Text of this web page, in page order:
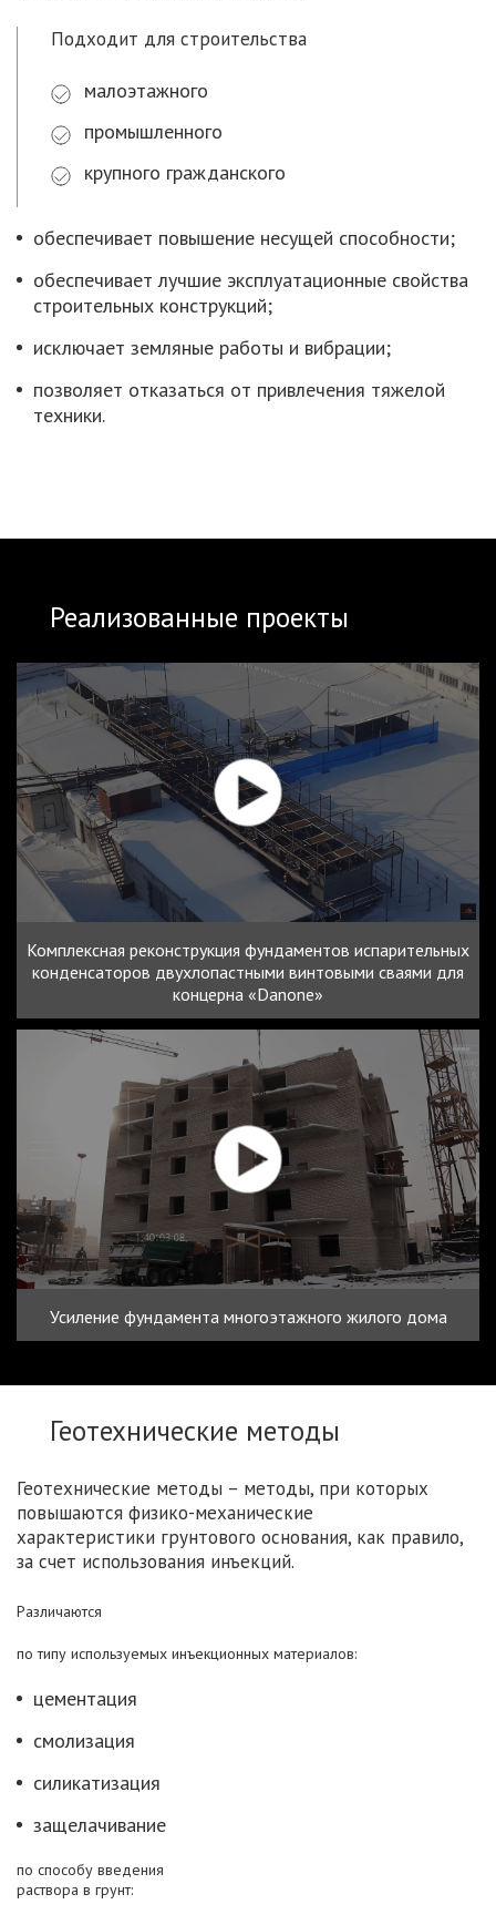
Подходит для строительства
малоэтажного
промышленного
крупного гражданского
обеспечивает повышение несущей способности;
обеспечивает лучшие эксплуатационные свойства
строительных конструкций;
исключает земляные работы и вибрации;
позволяет отказаться от привлечения тяжелой
техники.
Реализованные проекты
Комплексная реконструкция фундаментов испарительных
конденсаторов двухлопастными винтовыми сваями для
концерна «Danone»
Усиление фундамента многоэтажного жилого дома
Геотехнические методы
Геотехнические методы – методы, при которых
повышаются физико-механические
характеристики грунтового основания, как правило,
за счет использования инъекций.
Различаются
по типу используемых инъекционных материалов:
цементация
смолизация
силикатизация
защелачивание
по способу введения
раствора в грунт: